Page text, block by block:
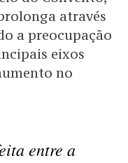
através
a preocupação
eixos
no
entre a